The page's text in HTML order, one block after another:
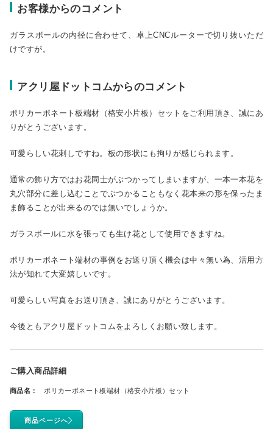
お客様からのコメント
ガラスボールの内径に合わせて、卓上CNCルーターで切り抜いただ
けですが。
アクリ屋ドットコムからのコメント
ポリカーボネート板端材（格安小片板）セットをご利用頂き、誠にあ
りがとうございます。
可愛らしい花刺しですね。板の形状にも拘りが感じられます。
通常の飾り方ではお花同士がぶつかってしまいますが、一本一本花を
丸穴部分に差し込むことでぶつかることもなく花本来の形を保ったま
ま飾ることが出来るのでは無いでしょうか。
ガラスボールに水を張っても生け花として使用できますね。
ポリカーボネート端材の事例をお送り頂く機会は中々無い為、活用方
法が知れて大変嬉しいです。
可愛らしい写真をお送り頂き、誠にありがとうございます。
今後ともアクリ屋ドットコムをよろしくお願い致します。
ご購入商品詳細
商品名： ポリカーボネート板端材（格安小片板）セット
商品ページへ